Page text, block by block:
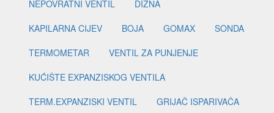
NEPOVRATNI VENTIL
DIZNA
KAPILARNA CIJEV
BOJA GOMAX
SONDA
TERMOMETAR
VENTIL ZA PUNJENJE
KUĆIŠTE EXPANZISKOG VENTILA
TERM.EXPANZISKI VENTIL
GRIJAČ ISPARIVAČA